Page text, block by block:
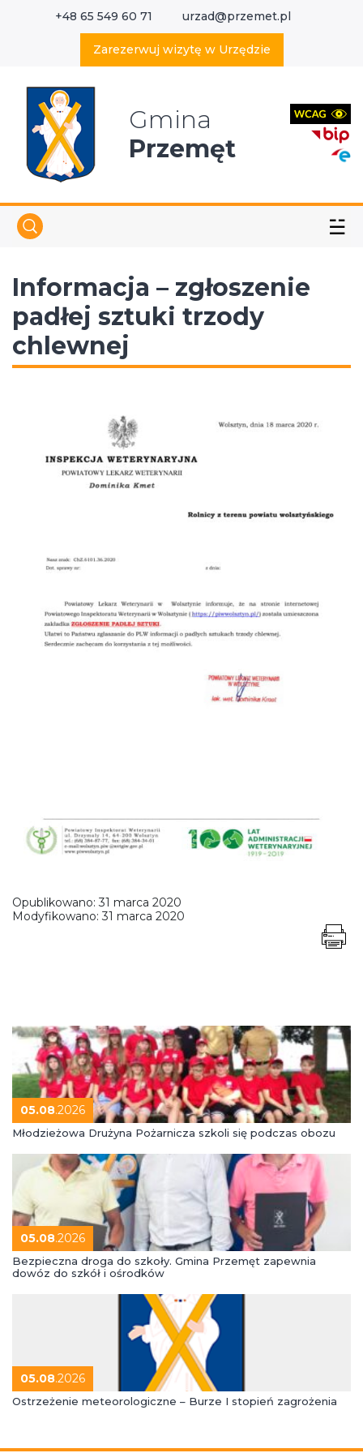
+48 65 549 60 71 urzad@przemet.pl
Zarezerwuj wizytę w Urzędzie
Gmina
Przemęt
☱
Informacja – zgłoszenie
padłej sztuki trzody
chlewnej
Opublikowano:31 marca 2020
Modyfikowano:31 marca 2020
05.08.2026
Młodzieżowa Drużyna Pożarnicza szkoli się podczas obozu
05.08.2026
Bezpieczna droga do szkoły. Gmina Przemęt zapewnia
dowóz do szkół i ośrodków
05.08.2026
Ostrzeżenie meteorologiczne – Burze I stopień zagrożenia
Wyszukaj w serwisie